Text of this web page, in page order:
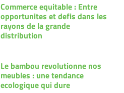
Commerce equitable : Entre
opportunites et defis dans les
rayons de la grande
distribution
Le bambou revolutionne nos
meubles : une tendance
ecologique qui dure